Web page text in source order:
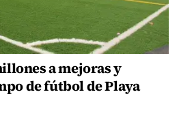
a mejoras y
de fútbol de Playa